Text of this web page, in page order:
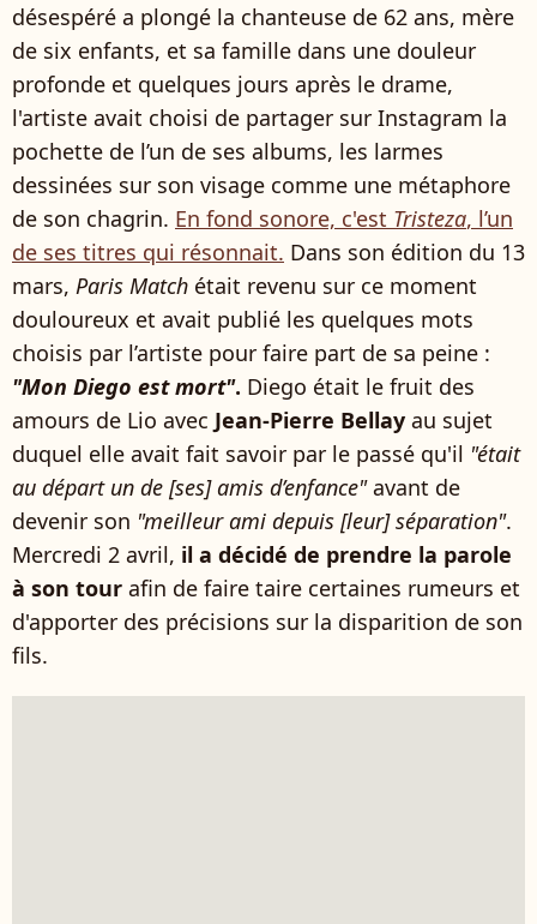
désespéré a plongé la chanteuse de 62 ans, mère
de six enfants, et sa famille dans une douleur
profonde et quelques jours après le drame,
l'artiste avait choisi de partager sur Instagram la
pochette de l’un de ses albums, les larmes
dessinées sur son visage comme une métaphore
de son chagrin. En fond sonore, c'est Tristeza, l’un
de ses titres qui résonnait. Dans son édition du 13
mars, Paris Match était revenu sur ce moment
douloureux et avait publié les quelques mots
choisis par l’artiste pour faire part de sa peine :
"Mon Diego est mort". Diego était le fruit des
amours de Lio avec Jean-Pierre Bellay au sujet
duquel elle avait fait savoir par le passé qu'il "était
au départ un de [ses] amis d’enfance"avant de
devenir son "meilleur ami depuis [leur] séparation".
Mercredi 2 avril, il a décidé de prendre la parole
à son tour afin de faire taire certaines rumeurs et
d'apporter des précisions sur la disparition de son
fils.